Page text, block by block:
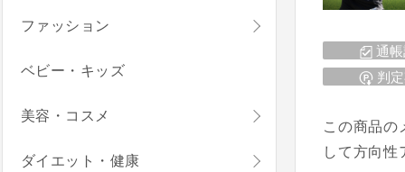
通
判
この商品の
して方向
ファッション
ベビー・キッズ
美容・コスメ
ダイエット・健康